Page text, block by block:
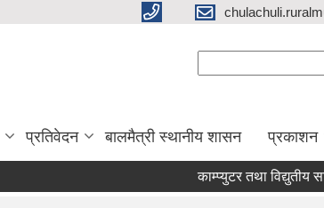
प्रतिवेदन बालमैत्री स्थानीय शासन प्रकाशन
काम्प्युटर तथा विद्युतीय